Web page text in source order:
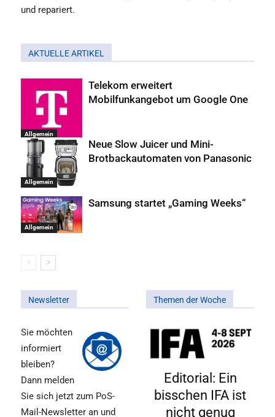
und repariert.
AKTUELLE ARTIKEL
Allgemein
Telekom erweitert
Mobilfunkangebot um Google One
Allgemein
Neue Slow Juicer und Mini-
Brotbackautomaten von Panasonic
Allgemein
Samsung startet „Gaming Weeks“
Newsletter
Sie möchten
informiert
bleiben?
Dann melden
Sie sich jetzt zum PoS-
Mail-Newsletter an und
Themen der Woche
Editorial: Ein
bisschen IFA ist
nicht genug